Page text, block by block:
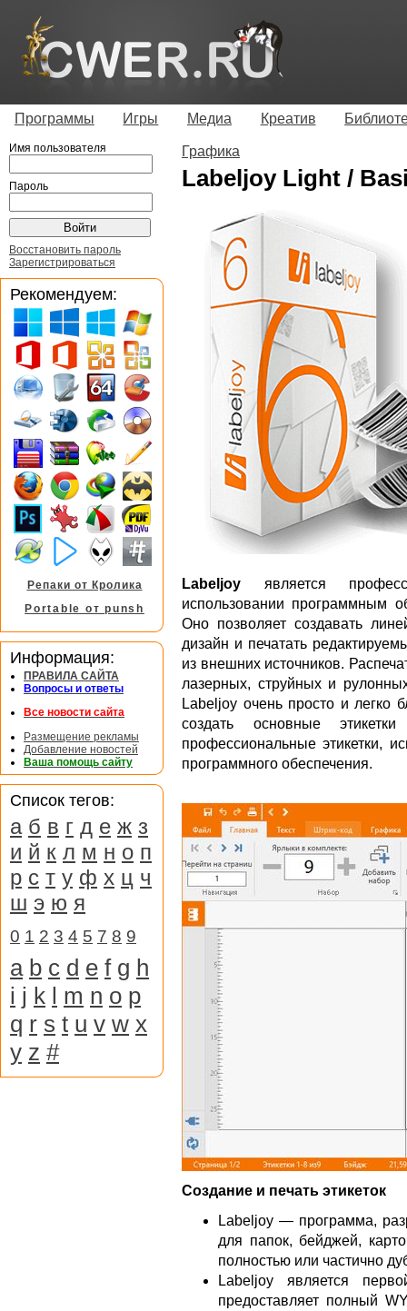
Программы Игры Медиа Креатив
Графика
Labeljoy Light /
Labeljoy является
использовании программным
Оно позволяет создавать
дизайн и печатать
из внешних источников.
лазерных, струйных и
Labeljoy очень просто и легко
создать основные
профессиональные этикетки,
программного обеспечения.
Создание и печать этикеток
Labeljoy — программа,
для папок, бейджей,
полностью или частично
Labeljoy является
предоставляет полный
Имя пользователя
Пароль
Восстановить пароль
Зарегистрироваться
Рекомендуем:
Репаки от Кролика
Portable от punsh
Информация:
ПРАВИЛА САЙТА
Вопросы и ответы
Все новости сайта
Размещение рекламы
Добавление новостей
Ваша помощь сайту
Список тегов:
а б в г д е ж з
и й к л м н о п
р с т у ф х ц ч
ш э ю я
0 1 2 3 4 5 7 8 9
a b c d e f g h
i j k l m n o p
q r s t u v w x
y z #